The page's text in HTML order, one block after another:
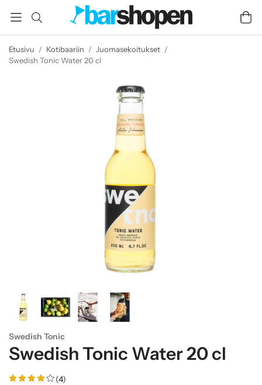
Etusivu / Kotibaariin / Juomasekoitukset /
Swedish Tonic Water 20 cl
Swedish Tonic
Swedish Tonic Water 20 cl
(4)